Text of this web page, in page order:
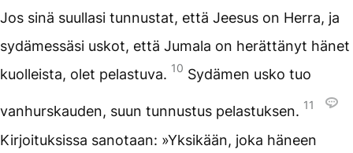
Jos sinä suullasi tunnustat, että Jeesus on Herra, ja
sydämessäsi uskot, että Jumala on herättänyt hänet
kuolleista, olet pelastuva. 10 Sydämen usko tuo
vanhurskauden, suun tunnustus pelastuksen. 11
Kirjoituksissa sanotaan: »Yksikään, joka häneen